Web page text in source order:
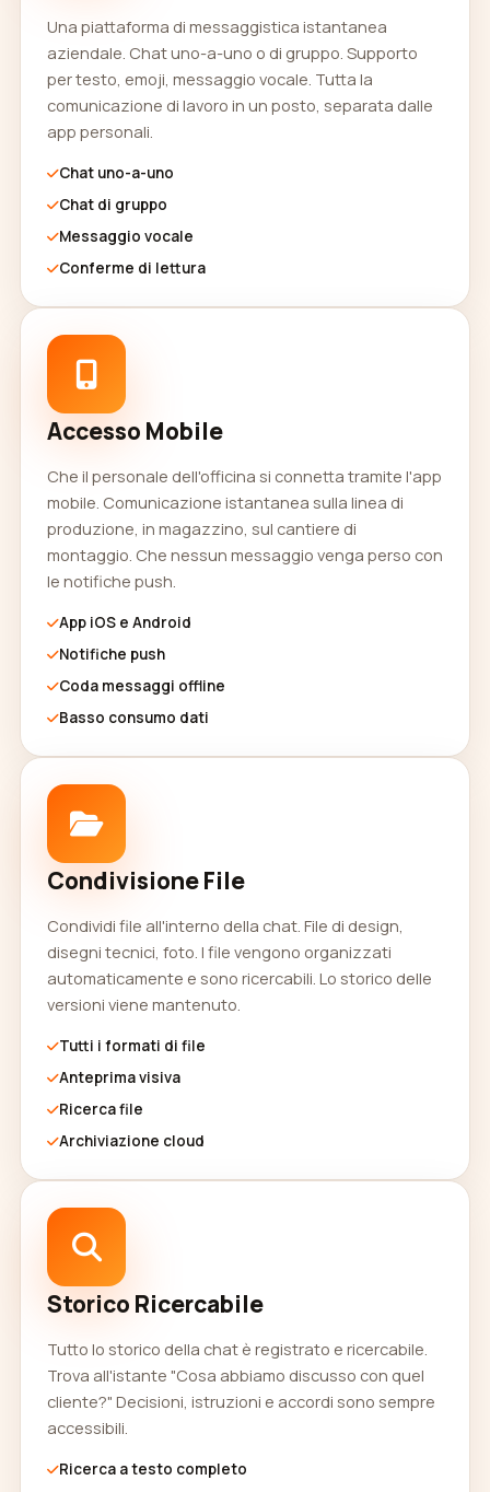
Una piattaforma di messaggistica istantanea
aziendale. Chat uno-a-uno o di gruppo. Supporto
per testo, emoji, messaggio vocale. Tutta la
comunicazione di lavoro in un posto, separata dalle
app personali.
Chat uno-a-uno
Chat di gruppo
Messaggio vocale
Conferme di lettura
Accesso Mobile
Che il personale dell'officina si connetta tramite l'app
mobile. Comunicazione istantanea sulla linea di
produzione, in magazzino, sul cantiere di
montaggio. Che nessun messaggio venga perso con
le notifiche push.
App iOS e Android
Notifiche push
Coda messaggi offline
Basso consumo dati
Condivisione File
Condividi file all'interno della chat. File di design,
disegni tecnici, foto. I file vengono organizzati
automaticamente e sono ricercabili. Lo storico delle
versioni viene mantenuto.
Tutti i formati di file
Anteprima visiva
Ricerca file
Archiviazione cloud
Storico Ricercabile
Tutto lo storico della chat è registrato e ricercabile.
Trova all'istante "Cosa abbiamo discusso con quel
cliente?" Decisioni, istruzioni e accordi sono sempre
accessibili.
Ricerca a testo completo